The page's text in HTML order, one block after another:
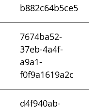
b882c64b5ce5
7674ba52-
37eb-4a4f-
a9a1-
f0f9a1619a2c
d4f940ab-